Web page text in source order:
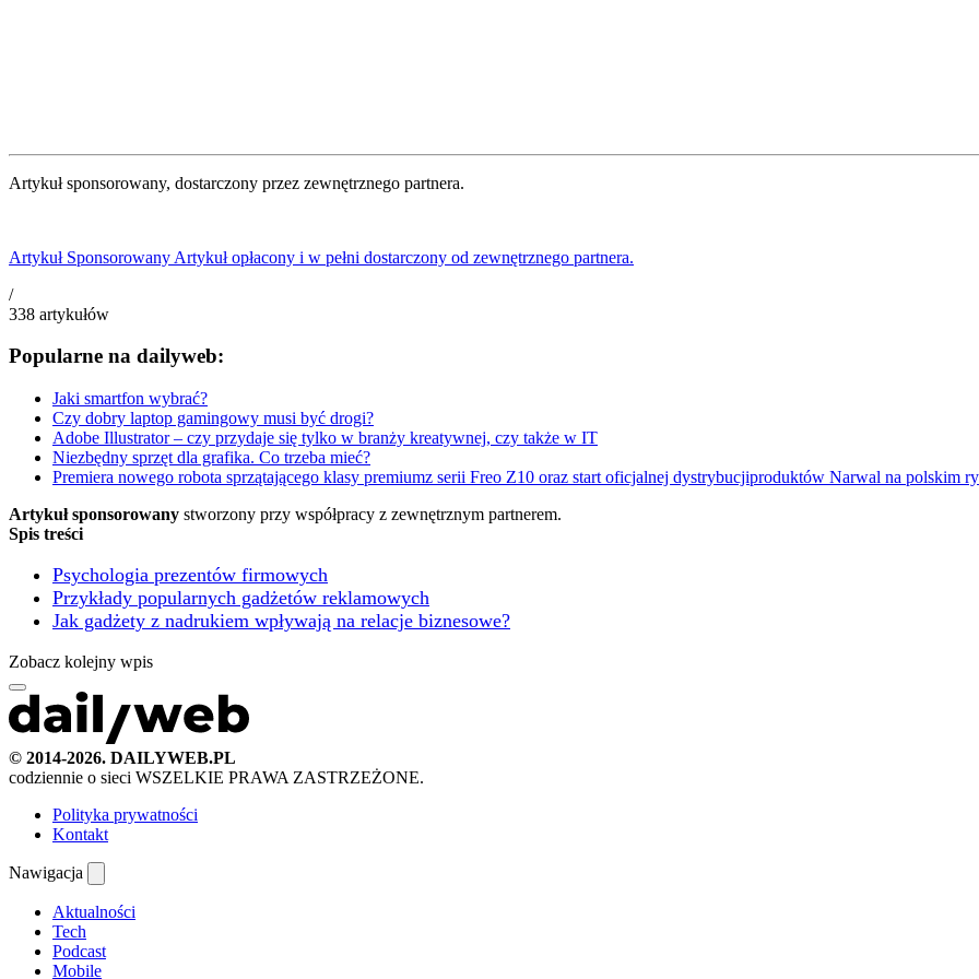
Artykuł sponsorowany, dostarczony przez zewnętrznego partnera.
Artykuł Sponsorowany Artykuł opłacony i w pełni dostarczony od zewnętrznego partnera.
/
338 artykułów
Popularne na dailyweb:
Jaki smartfon wybrać?
Czy dobry laptop gamingowy musi być drogi?
Adobe Illustrator – czy przydaje się tylko w branży kreatywnej, czy także w IT
Niezbędny sprzęt dla grafika. Co trzeba mieć?
Premiera nowego robota sprzątającego klasy premiumz serii Freo Z10 oraz start oficjalnej dystrybucjiproduktów Narwal na polskim
Artykuł sponsorowany stworzony przy współpracy z zewnętrznym partnerem.
Spis treści
Psychologia prezentów firmowych
Przykłady popularnych gadżetów reklamowych
Jak gadżety z nadrukiem wpływają na relacje biznesowe?
Zobacz kolejny wpis
© 2014-2026. DAILYWEB.PL
codziennie o sieci WSZELKIE PRAWA ZASTRZEŻONE.
Polityka prywatności
Kontakt
Nawigacja
Aktualności
Tech
Podcast
Mobile